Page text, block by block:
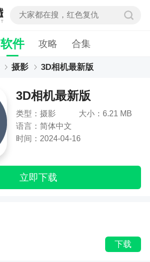
软件 攻略 合集
摄影 3D相机最新版
3D相机最新版
类型：摄影
大小：6.21 MB
语言：简体中文
时间：2024-04-16
立即下载
下载